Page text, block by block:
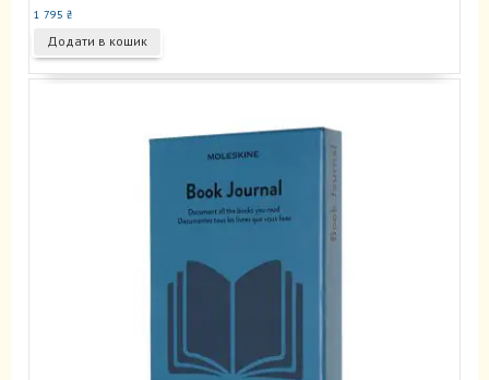
1 795 ₴
Додати в кошик